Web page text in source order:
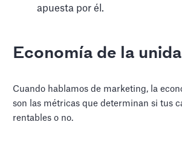
apuesta por él.
Economía de la
Cuando hablamos de marketing, la
son las métricas que determinan si tus
rentables o no.